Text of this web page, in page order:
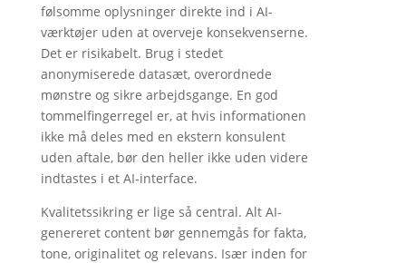
følsomme oplysninger direkte ind i AI-
værktøjer uden at overveje konsekvenserne.
Det er risikabelt. Brug i stedet
anonymiserede datasæt, overordnede
mønstre og sikre arbejdsgange. En god
tommelfingerregel er, at hvis informationen
ikke må deles med en ekstern konsulent
uden aftale, bør den heller ikke uden videre
indtastes i et AI-interface.
Kvalitetssikring er lige så central. Alt AI-
genereret content bør gennemgås for fakta,
tone, originalitet og relevans. Især inden for